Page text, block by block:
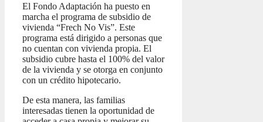
El Fondo Adaptación ha puesto en
marcha el programa de subsidio de
vivienda “Frech No Vis”. Este
programa está dirigido a personas que
no cuentan con vivienda propia. El
subsidio cubre hasta el 100% del valor
de la vivienda y se otorga en conjunto
con un crédito hipotecario.
De esta manera, las familias
interesadas tienen la oportunidad de